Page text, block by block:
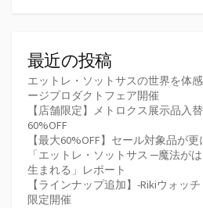
最近の投稿
エットレ・ソットサスの世界を体
ージプロダクトフェア開催
【店舗限定】メトロクス展示品入
60%OFF
【最大60%OFF】セール対象品が
「エットレ・ソットサス ─魔法が
生まれる」レポート
【ラインナップ追加】-Rikiウォッ
限定開催